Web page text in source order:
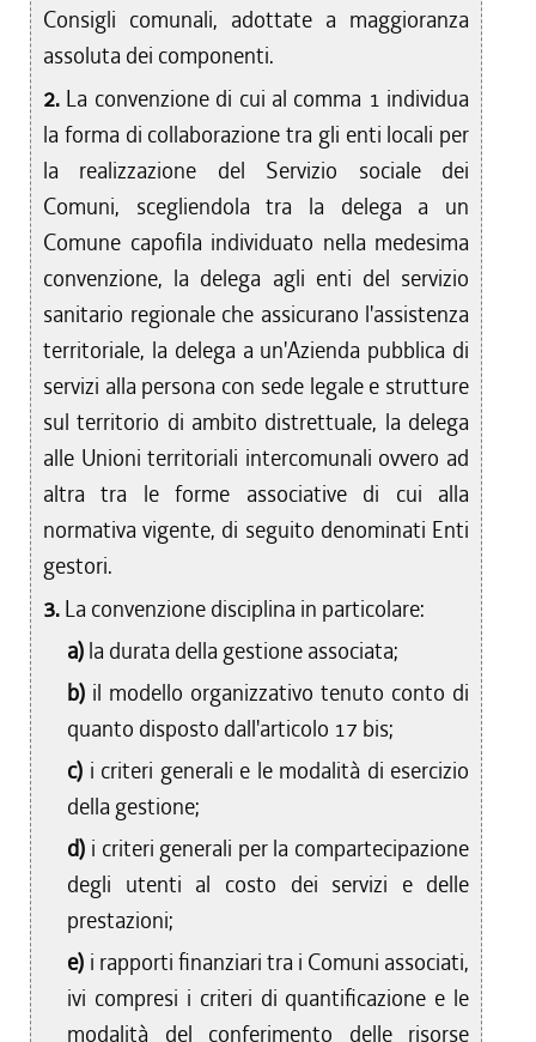
Consigli comunali, adottate a maggioranza
assoluta dei componenti.
2. La convenzione di cui al comma 1 individua
la forma di collaborazione tra gli enti locali per
la realizzazione del Servizio sociale dei
Comuni, scegliendola tra la delega a un
Comune capofila individuato nella medesima
convenzione, la delega agli enti del servizio
sanitario regionale che assicurano l'assistenza
territoriale, la delega a un'Azienda pubblica di
servizi alla persona con sede legale e strutture
sul territorio di ambito distrettuale, la delega
alle Unioni territoriali intercomunali ovvero ad
altra tra le forme associative di cui alla
normativa vigente, di seguito denominati Enti
gestori.
3. La convenzione disciplina in particolare:
a) la durata della gestione associata;
b) il modello organizzativo tenuto conto di
quanto disposto dall'articolo 17 bis;
c) i criteri generali e le modalità di esercizio
della gestione;
d) i criteri generali per la compartecipazione
degli utenti al costo dei servizi e delle
prestazioni;
e) i rapporti finanziari tra i Comuni associati,
ivi compresi i criteri di quantificazione e le
modalità del conferimento delle risorse